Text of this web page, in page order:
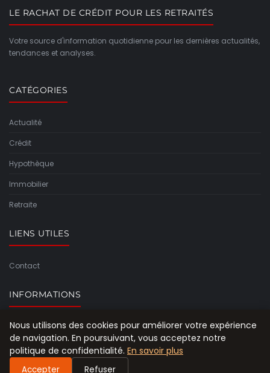
LE RACHAT DE CRÉDIT POUR LES RETRAITÉS
Votre source d'information quotidienne pour les dernières actualités,
tendances et analyses.
CATÉGORIES
Actualité
Crédit
Hypothèque
Immobilier
Retraite
LIENS UTILES
Contact
INFORMATIONS
Plan du site
Nous utilisons des cookies pour améliorer votre expérience
de navigation. En poursuivant, vous acceptez notre
politique de confidentialité. En savoir plus
Accepter Refuser